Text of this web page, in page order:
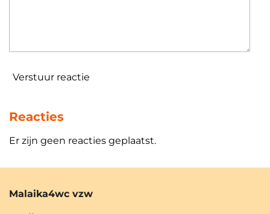
Verstuur reactie
Reacties
Er zijn geen reacties geplaatst.
Malaika4wc vzw